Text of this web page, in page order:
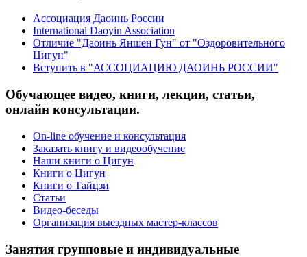
Ассоциация Даоинь России
International Daoyin Association
Отличие "Даоинь Яншен Гун" от "Оздоровительного
Цигун"
Вступить в "АССОЦИАЦИЮ ДАОИНЬ РОССИИ"
Обучающее видео, книги, лекции, статьи,
онлайн консультации.
On-line обучение и консультация
Заказать книгу и видеообучение
Наши книги о Цигун
Книги о Цигун
Книги о Тайцзи
Статьи
Видео-беседы
Организация выездных мастер-классов
Занятия групповые и индивидуальные